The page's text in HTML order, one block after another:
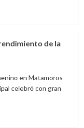
de la
en Matamoros
celebró con gran